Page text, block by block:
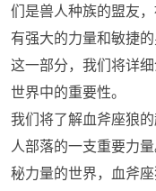
们是兽人种族的盟友
有强大的力量和敏捷
这一部分，我们将详
世界中的重要性。
我们将了解血斧座狼
人部落的一支重要力
秘力量的世界，血斧